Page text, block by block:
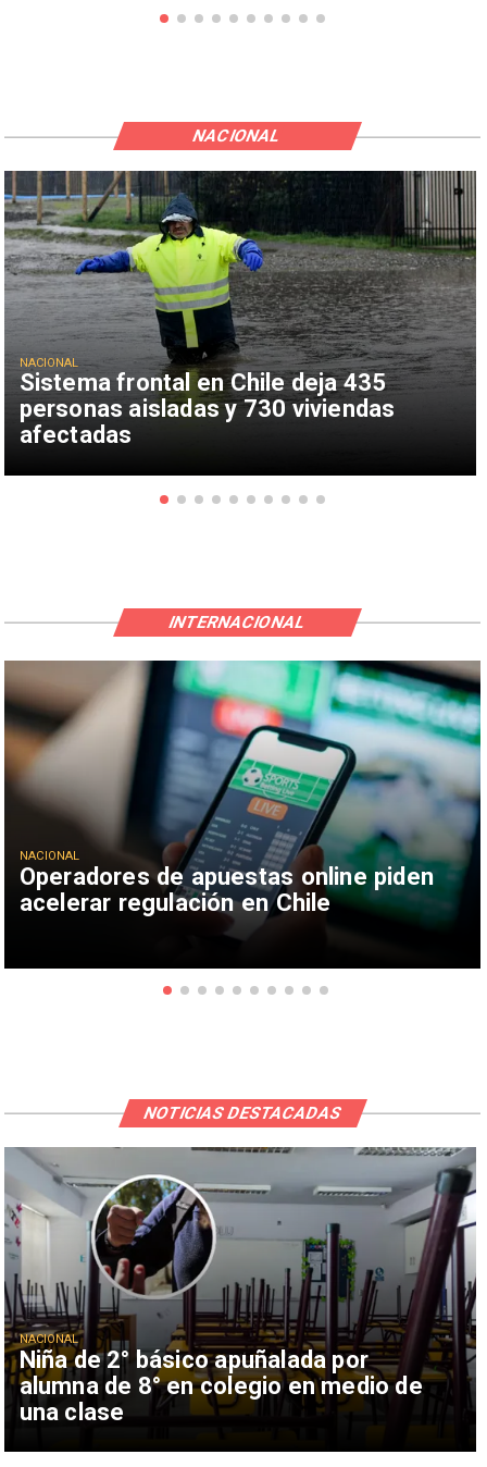
Sistema frontal en Chile deja 435
personas aisladas y 730 viviendas
afectadas
NACIONAL
NACIONAL
Operadores de apuestas online piden
acelerar regulación en Chile
NACIONAL
INTERNACIONAL
Niña de 2° básico apuñalada por
alumna de 8° en colegio en medio de
una clase
NACIONAL
NOTICIAS DESTACADAS